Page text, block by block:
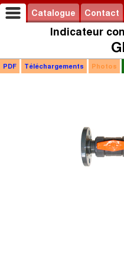
Catalogue Contact
Indicateur
PDF Téléchargements Photos